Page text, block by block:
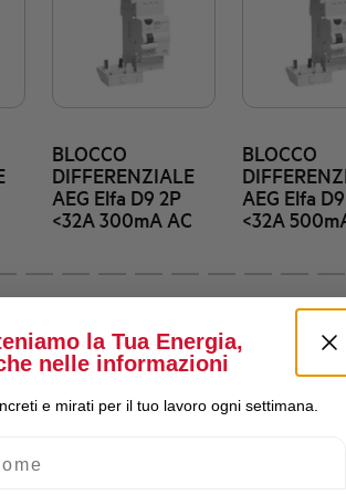
BLOCCO
DIFFERENZIALE
AEG Elfa D9 2P
<32A 300mA AC
BLOCCO
AEG Elfa
<32A
la Tua Energia,
nelle informazioni
e mirati per il tuo lavoro ogni settimana.